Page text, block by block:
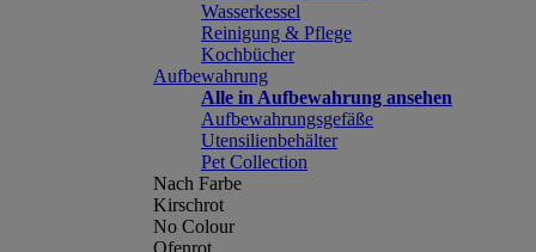
Wasserkessel
Reinigung & Pflege
Kochbücher
Aufbewahrung
Alle in Aufbewahrung ansehen
Aufbewahrungsgefäße
Utensilienbehälter
Pet Collection
Nach Farbe
Kirschrot
No Colour
Ofenrot